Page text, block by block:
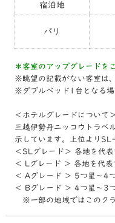
宿泊地
パリ
＊客室のアップグレードを
※眺望の記載がない客室は
※ダブルベッド1台となる場
＜ホテルグレードについて＞
三越伊勢丹ニッコウトラベ
示しています。上位より
＜SLグレード＞ 各地を代
＜ Lグレード ＞ 各地を代
＜ Aグレード ＞ 5つ星～4
＜ Bグレード ＞ 4つ星～3
※一部の地域ではこのク